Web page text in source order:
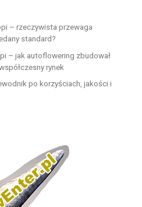
– rzeczywista przewaga
standard?
– jak autoflowering zbudował
rynek
po korzyściach, jakości i